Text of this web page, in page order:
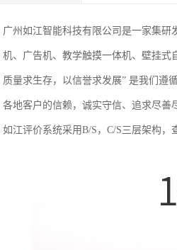
广州如江智能科技有限公司是一家集
机、广告机、教学触摸一体机、壁挂式
质量求生存，以信誉求发展” 是我们遵
各地客户的信赖，诚实守信、追求尽善
如江评价系统采用B/S，C/S三层架构，